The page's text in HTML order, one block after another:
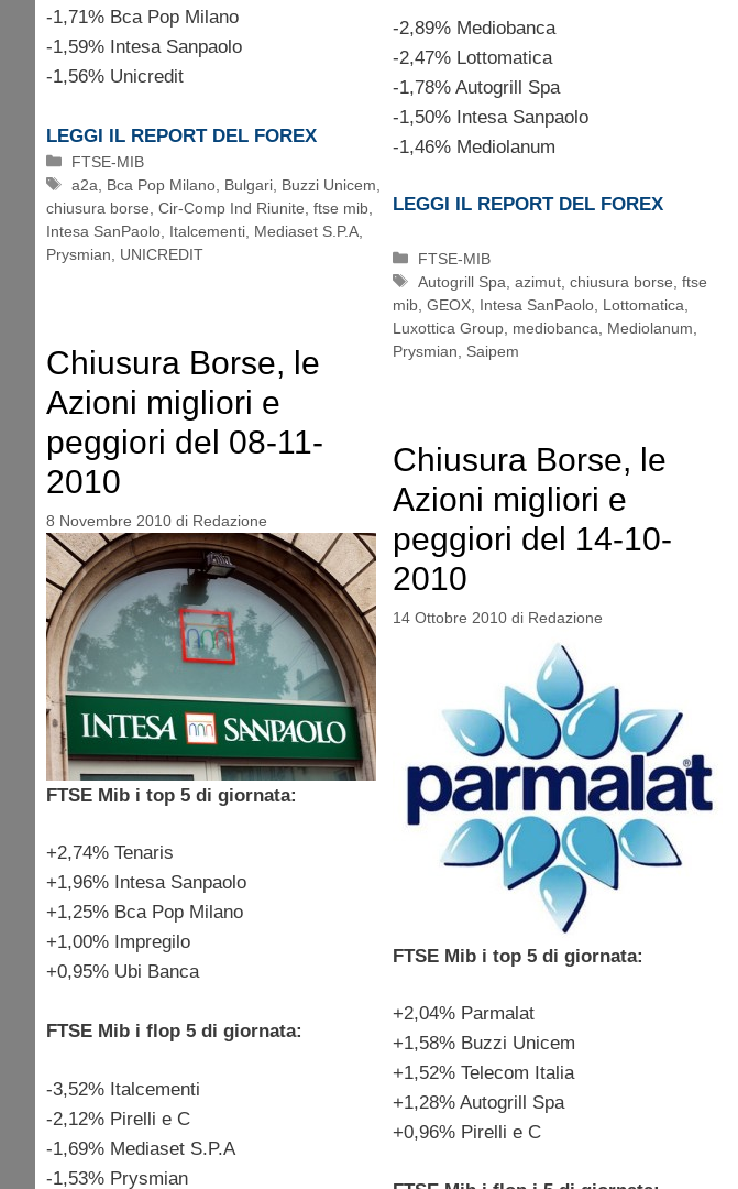
-1,71% Bca Pop Milano
-1,59% Intesa Sanpaolo
-1,56% Unicredit
LEGGI IL REPORT DEL FOREX
Categorie
FTSE-MIB
Tag
a2a Bca Pop Milano Bulgari Buzzi Unicem
chiusura borse Cir-Comp Ind Riunite ftse mib
Intesa SanPaolo Italcementi Mediaset S.P.A
Prysmian
UNICREDIT
-2,89% Mediobanca
-2,47% Lottomatica
-1,78% Autogrill Spa
-1,50% Intesa Sanpaolo
-1,46% Mediolanum
LEGGI IL REPORT DEL FOREX
Categorie
FTSE-MIB
Tag
Autogrill Spa ,azimut ,chiusura borse ,ftse
mib, GEOX, Intesa SanPaolo, Lottomatica
Luxottica Group, mediobanca Mediolanum
Prysmian
Saipem
Chiusura Borse, le
Azioni migliori e
peggiori del 08-11-
2010
8 Novembre 2010 di Redazione
FTSE Mib i top 5 di giornata:
+2,74% Tenaris
+1,96% Intesa Sanpaolo
+1,25% Bca Pop Milano
+1,00% Impregilo
+0,95% Ubi Banca
FTSE Mib i flop 5 di giornata:
-3,52% Italcementi
-2,12% Pirelli e C
-1,69% Mediaset S.P.A
-1,53% Prysmian
Chiusura Borse, le
Azioni migliori e
peggiori del 14-10-
2010
14 Ottobre 2010 di Redazione
FTSE Mib i top 5 di giornata:
+2,04% Parmalat
+1,58% Buzzi Unicem
+1,52% Telecom Italia
+1,28% Autogrill Spa
+0,96% Pirelli e C